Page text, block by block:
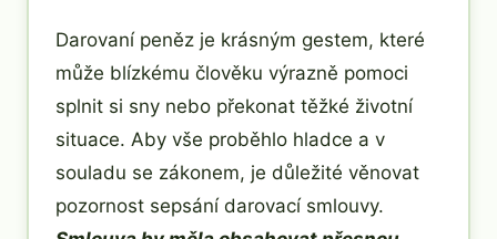
Darovaní peněz je krásným gestem, které
může blízkému člověku výrazně pomoci
splnit si sny nebo překonat těžké životní
situace. Aby vše proběhlo hladce a v
souladu se zákonem, je důležité věnovat
pozornost sepsání darovací smlouvy.